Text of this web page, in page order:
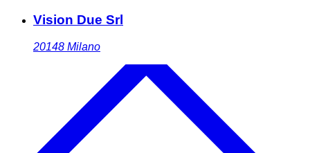
Vision Due Srl
20148 Milano